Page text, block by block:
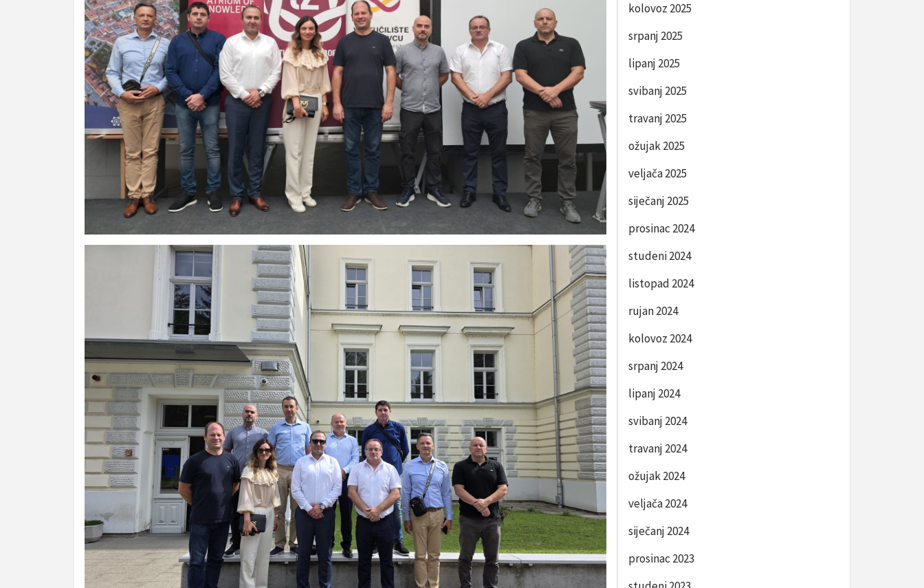
kolovoz 2025
srpanj 2025
lipanj 2025
svibanj 2025
travanj 2025
ožujak 2025
veljača 2025
siječanj 2025
prosinac 2024
studeni 2024
listopad 2024
rujan 2024
kolovoz 2024
srpanj 2024
lipanj 2024
svibanj 2024
travanj 2024
ožujak 2024
veljača 2024
siječanj 2024
prosinac 2023